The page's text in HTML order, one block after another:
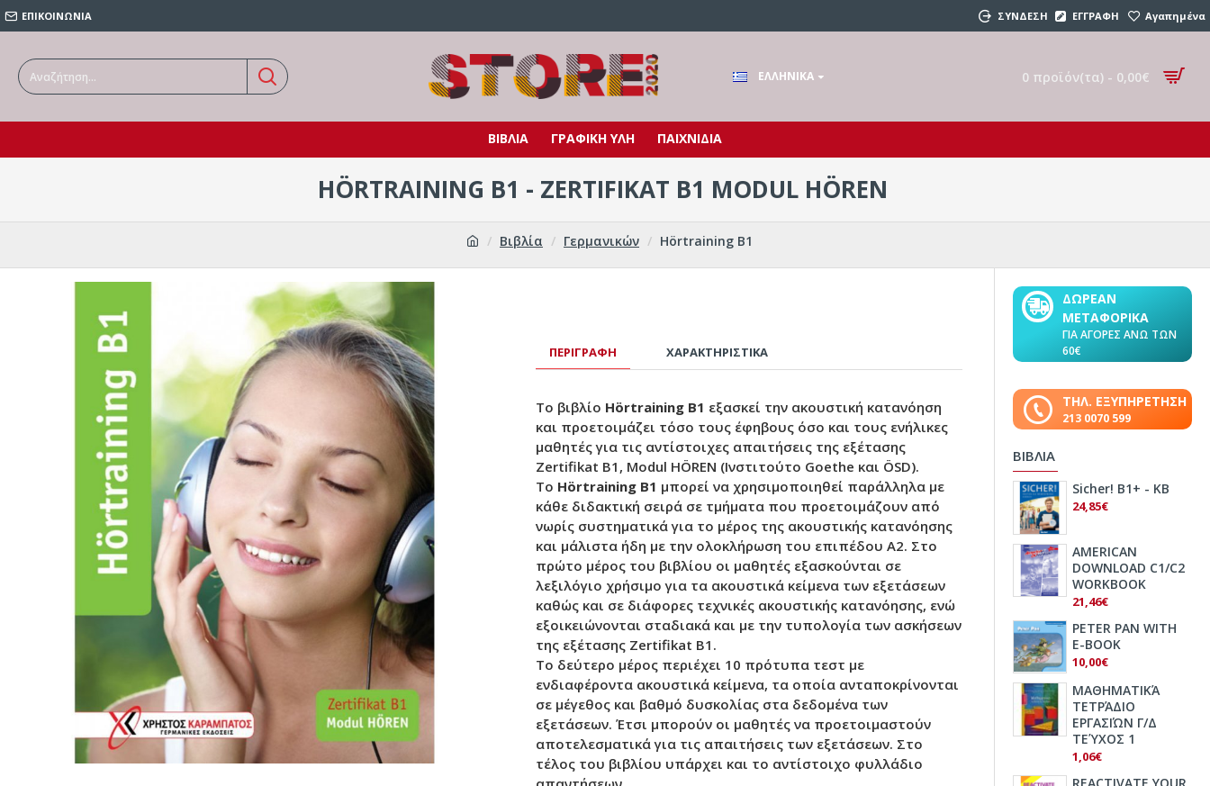
ΕΠΙΚΟΙΝΩΝΙΑ ΣΥΝΔΕΣΗ ΕΓΓΡΑΦΗ Αγαπημένα
ΕΛΛΗΝΙΚΆ 0 προϊόν(τα) - 0,00€
ΒΙΒΛΙΑ ΓΡΑΦΙΚΗ ΥΛΗ ΠΑΙΧΝΙΔΙΑ
Βιβλία Γερμανικών Hörtraining B1
HÖRTRAINING B1 - ZERTIFIKAT B1 MODUL HÖREN
ΠΕΡΙΓΡΑΦΉ ΧΑΡΑΚΤΗΡΙΣΤΙΚΆ
Το βιβλίο Hörtraining Β1 εξασκεί την ακουστική κατανόηση
και προετοιμάζει τόσο τους έφηβους όσο και τους ενήλικες
μαθητές για τις αντίστοιχες απαιτήσεις της εξέτασης
Zertifikat B1, Modul HÖREN (Ινστιτούτο Goethe και ÖSD).
Το Hörtraining Β1 μπορεί να χρησιμοποιηθεί παράλληλα με
κάθε διδακτική σειρά σε τμήματα που προετοιμάζουν από
νωρίς συστηματικά για το μέρος της ακουστικής κατανόησης
και μάλιστα ήδη με την ολοκλήρωση του επιπέδου Α2. Στο
πρώτο μέρος του βιβλίου οι μαθητές εξασκούνται σε
λεξιλόγιο χρήσιμο για τα ακουστικά κείμενα των εξετάσεων
καθώς και σε διάφορες τεχνικές ακουστικής κατανόησης, ενώ
εξοικειώνονται σταδιακά και με την τυπολογία των ασκήσεων
της εξέτασης Zertifikat B1.
Το δεύτερο μέρος περιέχει 10 πρότυπα τεστ με
ενδιαφέροντα ακουστικά κείμενα, τα οποία ανταποκρίνονται
σε μέγεθος και βαθμό δυσκολίας στα δεδομένα των
εξετάσεων. Έτσι μπορούν οι μαθητές να προετοιμαστούν
αποτελεσματικά για τις απαιτήσεις των εξετάσεων. Στο
τέλος του βιβλίου υπάρχει και το αντίστοιχο φυλλάδιο
ΔΩΡΕΑΝ
ΜΕΤΑΦΟΡΙΚΑ
ΓΙΑ ΑΓΟΡΕΣ ΑΝΩ ΤΩΝ
60€
ΤΗΛ. ΕΞΥΠΗΡΕΤΗΣΗ
213 0070 599
ΒΙΒΛΙΑ
Sicher! B1+ - KB
24,85€
AMERICAN
DOWNLOAD C1/C2
WORKBOOK
21,46€
PETER PAN WITH
E-BOOK
10,00€
ΜΑΘΗΜΑΤΙΚΆ
ΤΕΤΡΆΔΙΟ
ΕΡΓΑΣΙΏΝ Γ/Δ
ΤΕΎΧΟΣ 1
1,06€